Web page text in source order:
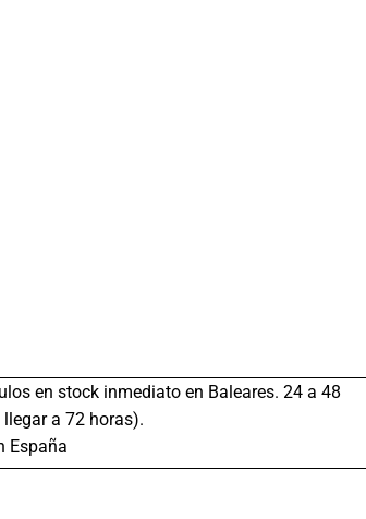
en stock inmediato en Baleares. 24 a 48
a 72 horas).
España